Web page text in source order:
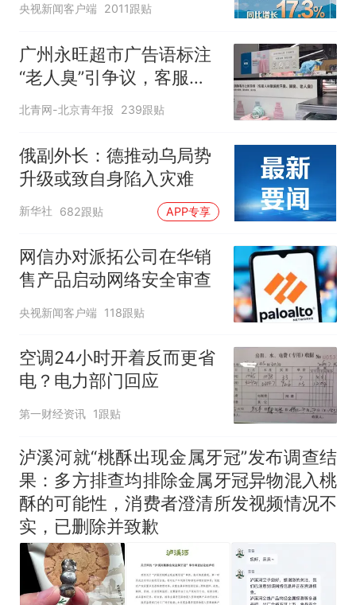
央视新闻客户端 2011跟贴
广州永旺超市广告语标注
“老人臭”引争议，客服回
应
北青网-北京青年报 239跟贴
俄副外长：德推动乌局势
升级或致自身陷入灾难
新华社 682跟贴 APP专享
网信办对派拓公司在华销
售产品启动网络安全审查
央视新闻客户端 118跟贴
空调24小时开着反而更省
电？电力部门回应
第一财经资讯 1跟贴
泸溪河就“桃酥出现金属牙冠”发布调查结
果：多方排查均排除金属牙冠异物混入桃
酥的可能性，消费者澄清所发视频情况不
实，已删除并致歉